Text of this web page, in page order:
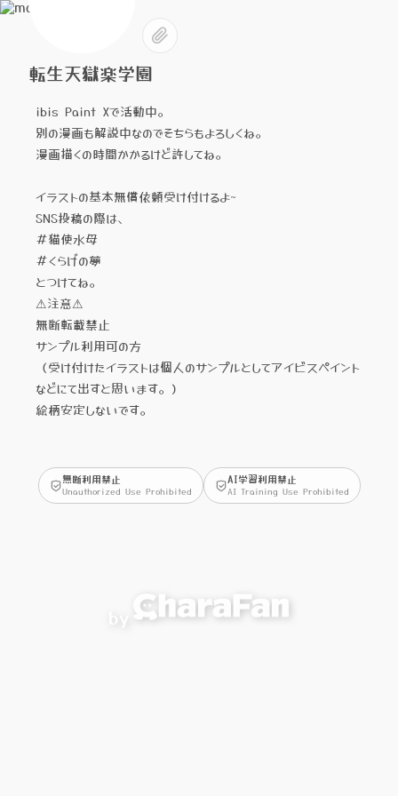
転生天獄楽学園
ibis Paint Xで活動中。
別の漫画も解説中なのでそちらもよろしくね。
漫画描くの時間かかるけど許してね。
イラストの基本無償依頼受け付けるよ~
SNS投稿の際は、
＃猫使水母
＃くらげの夢
とつけてね。
⚠︎注意⚠︎
無断転載禁止
サンプル利用可の方
（受け付けたイラストは個人のサンプルとしてアイビスペイント
などにて出すと思います。）
絵柄安定しないです。
無断利用禁止
Unauthorized Use Prohibited
AI学習利用禁止
AI Training Use Prohibited